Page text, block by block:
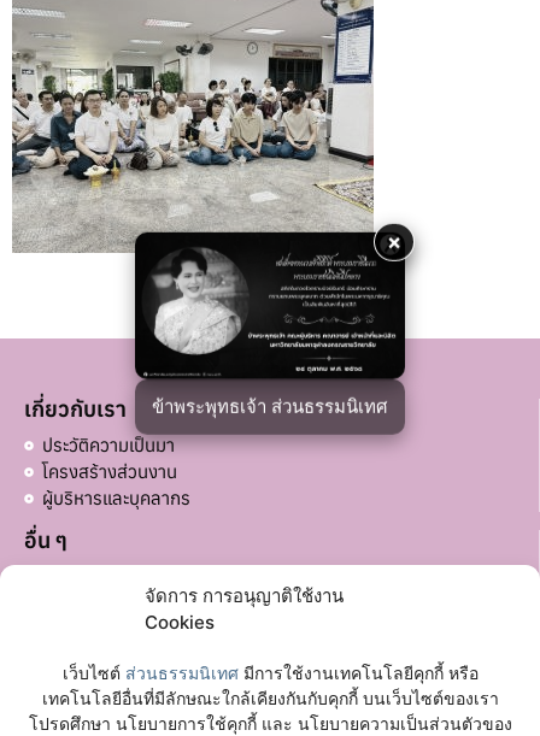
จัดการ การอนุญาติใช้งาน
Cookies
เว็บไซต์ ส่วนธรรมนิเทศมีการใช้งานเทคโนโลยีคุกกี้ หรือ
เทคโนโลยีอื่นที่มีลักษณะใกล้เคียงกันกับคุกกี้ บนเว็บไซต์ของเรา
โปรดศึกษา นโยบายการใช้คุกกี้ และ นโยบายความเป็นส่วนตัวของ
×
ข้าพระพุทธเจ้า ส่วนธรรมนิเทศ
เกี่ยวกับเรา
ประวัติความเป็นมา
โครงสร้างส่วนงาน
ผู้บริหารและบุคลากร
อื่น ๆ
ลิงก์ที่เกี่ยวข้อง
มหาวิทยาลัยมหาจุฬาลงกรณราชวิทยาลัย
เฟซบุ๊กเพจ